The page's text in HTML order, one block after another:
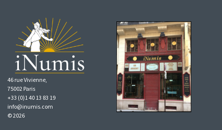
46 rue Vivienne,
75002 Paris
+33 (0)1 40 13 83 19
info@inumis.com
© 2026